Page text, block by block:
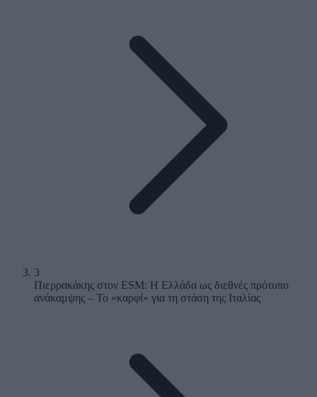
3
Πιερρακάκης στον ESM: Η Ελλάδα ως διεθνές πρότυπο
ανάκαμψης – Το «καρφί» για τη στάση της Ιταλίας